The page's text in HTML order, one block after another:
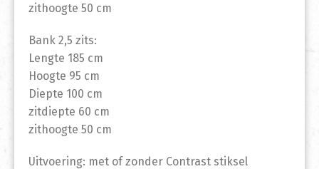
zithoogte 50 cm
Bank 2,5 zits:
Lengte 185 cm
Hoogte 95 cm
Diepte 100 cm
zitdiepte 60 cm
zithoogte 50 cm
Uitvoering: met of zonder Contrast stiksel